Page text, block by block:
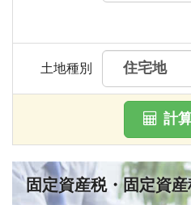
土地種別
計
固定資産税・固定資